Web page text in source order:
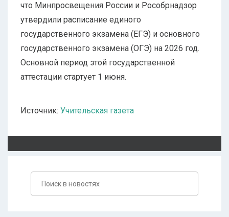
что Минпросвещения России и Рособрнадзор
утвердили расписание единого
государственного экзамена (ЕГЭ) и основного
государственного экзамена (ОГЭ) на 2026 год.
Основной период этой государственной
аттестации стартует 1 июня.
Источник: Учительская газета